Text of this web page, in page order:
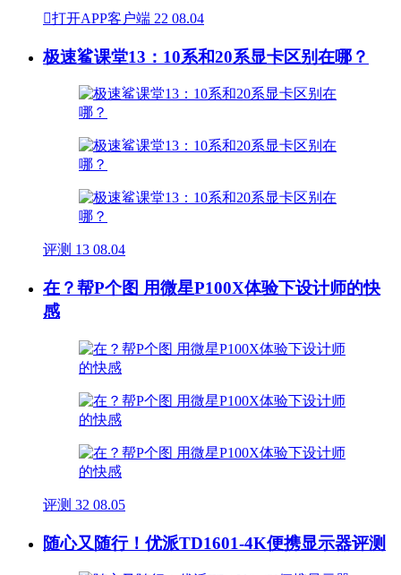
打开APP客户端 22 08.04
极速鲨课堂13：10系和20系显卡区别在哪？
评测 13 08.04
在？帮P个图 用微星P100X体验下设计师的快
感
评测 32 08.05
随心又随行！优派TD1601-4K便携显示器评测